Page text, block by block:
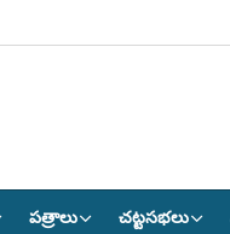
పత్రాలు చట్టసభలు